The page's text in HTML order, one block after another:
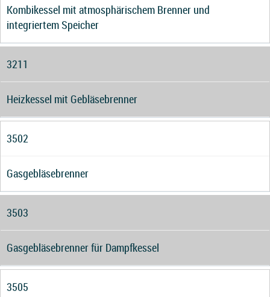
Kombikessel mit atmosphärischem Brenner und
integriertem Speicher
3211
Heizkessel mit Gebläsebrenner
3502
Gasgebläsebrenner
3503
Gasgebläsebrenner für Dampfkessel
3505